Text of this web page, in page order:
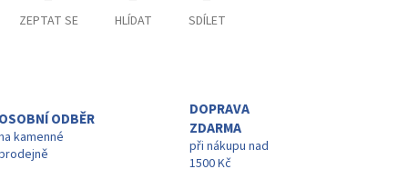
ZEPTAT SE HLÍDAT SDÍLET
OSOBNÍ ODBĚR
kamenné
DOPRAVA
ZDARMA
při nákupu nad
1500 Kč